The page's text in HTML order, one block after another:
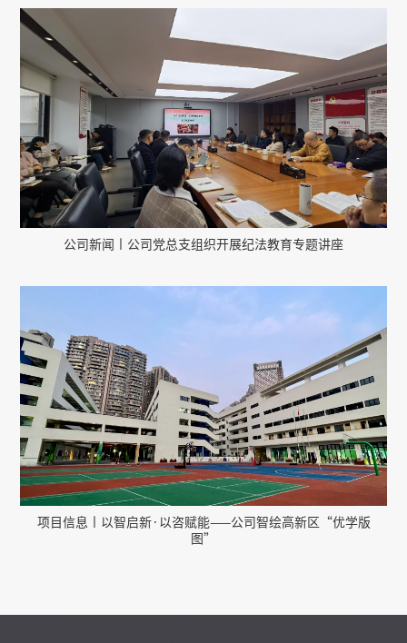
公司新闻丨公司党总支组织开展纪法教育专题讲座
项目信息丨以智启新·以咨赋能——公司智绘高新区“优学版
图”